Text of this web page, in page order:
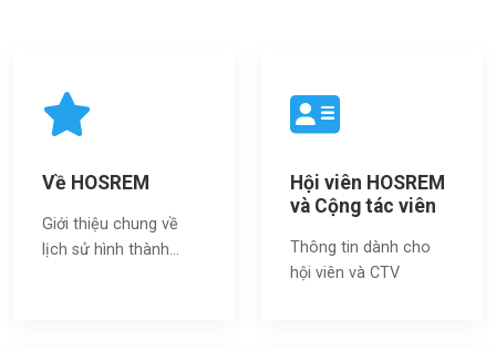
Về HOSREM
Giới thiệu chung về
lịch sử hình thành...
Hội viên HOSREM
và Cộng tác viên
Thông tin dành cho
hội viên và CTV